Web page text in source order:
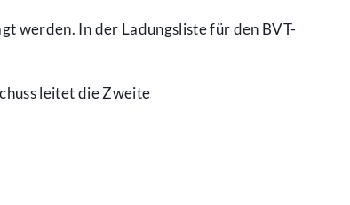
werden. In der Ladungsliste für den BVT-
leitet die Zweite